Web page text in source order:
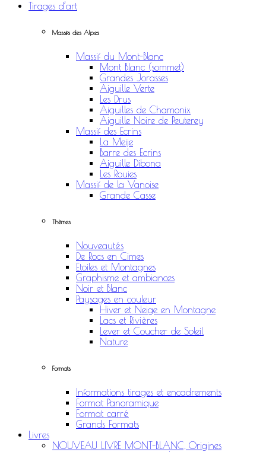
Tirages d’art
Massifs des Alpes
Massif du Mont-Blanc
Mont Blanc (sommet)
Grandes Jorasses
Aiguille Verte
Les Drus
Aiguilles de Chamonix
Aiguille Noire de Peuterey
Massif des Ecrins
La Meije
Barre des Ecrins
Aiguille Dibona
Les Rouies
Massif de la Vanoise
Grande Casse
Thèmes
Nouveautés
De Rocs en Cimes
Etoiles et Montagnes
Graphisme et ambiances
Noir et Blanc
Paysages en couleur
Hiver et Neige en Montagne
Lacs et Rivières
Lever et Coucher de Soleil
Nature
Formats
Informations tirages et encadrements
Format Panoramique
Format carré
Grands Formats
Livres
NOUVEAU LIVRE MONT-BLANC, Origines